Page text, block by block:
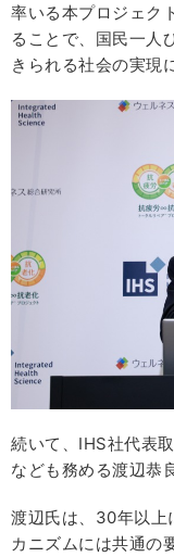
率いる本プロジェク
ることで、国民一人
きられる社会の実現
続いて、IHS社代表
なども務める渡辺恭
渡辺氏は、30年以上
カニズムには共通の